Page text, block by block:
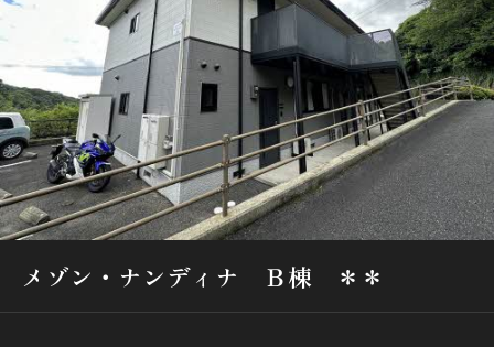
北海道 東北
関東
関西
中国・四国
九州
市区郡・路線・駅から探す
通勤・通学時間から探す
地図から探す
人気のカテゴリから探す
メゾン・ナンディナ Ｂ棟 ＊＊